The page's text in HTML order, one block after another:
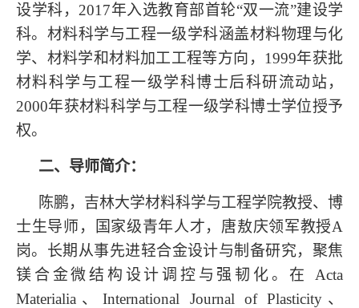
设学科，2017年入选教育部首轮“双一流”建设学
科。材料科学与工程一级学科涵盖材料物理与化
学、材料学和材料加工工程等方向，1999年获批
材料科学与工程一级学科博士后科研流动站，
2000年获材料科学与工程一级学科博士学位授予
权。
二、导师简介：
陈鹏，吉林大学材料科学与工程学院教授、博
士生导师，国家级青年人才，唐敖庆领军教授A
岗。 长期从事先进轻合金设计与制备研究，聚焦
镁合金微结构设计调控与强韧化 。在
Acta
Materialia、International Journal of Plasticity、